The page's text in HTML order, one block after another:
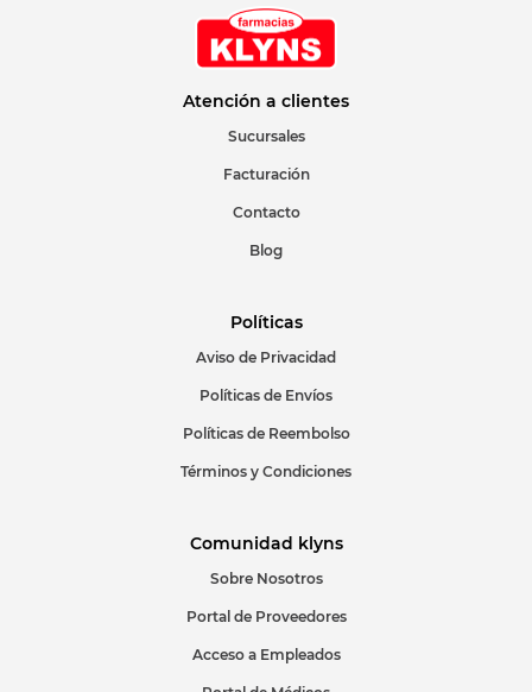
Correo electrónico
ENVIAR COMENTARIO
Atención a clientes
Sucursales
Facturación
Contacto
Blog
Políticas
Aviso de Privacidad
Políticas de Envíos
Políticas de Reembolso
Términos y Condiciones
Comunidad klyns
Sobre Nosotros
Portal de Proveedores
Acceso a Empleados